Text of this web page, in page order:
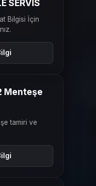
SERVİS
Bilgisi İçin
Menteşe
tamiri ve